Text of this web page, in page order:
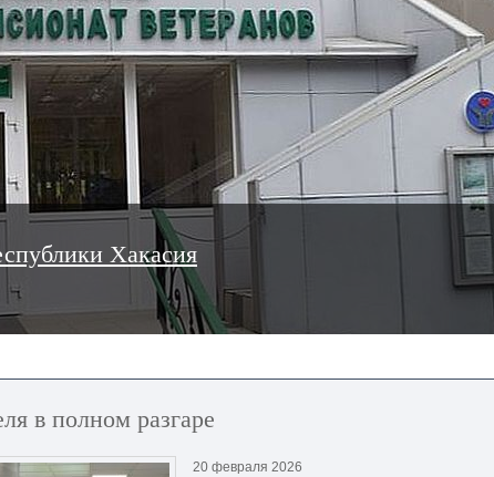
Хакасия
в полном разгаре
20 февраля 2026